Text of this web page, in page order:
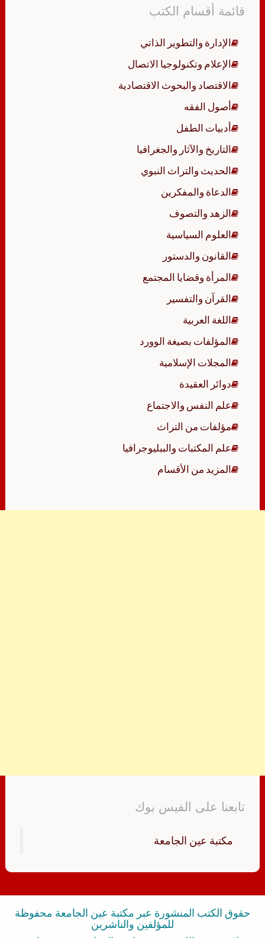
قائمة أقسام الكتب
الإدارة والتطوير الذاتي
الإعلام وتكنولوجيا الاتصال
الاقتصاد والبحوث الاقتصادية
أصول الفقه
أدبيات الطفل
التاريخ والآثار والجغرافيا
الحديث والتراث النبوي
الدعاة والمفكرين
الزهد والتصوف
العلوم السياسية
القانون والدستور
المرأة وقضايا المجتمع
القرآن والتفسير
اللغة العربية
المؤلفات بصيغة الوورد
المجلات الإسلامية
دوائر العقيدة
علم النفس والاجتماع
مؤلفات من التراث
علم المكتبات والببليوجرافيا
المزيد من الأقسام
تابعنا على الفيس بوك
‏مكتبة عين الجامعة‏
حقوق الكتب المنشورة عبر مكتبة عين الجامعة محفوظة
للمؤلفين والناشرين